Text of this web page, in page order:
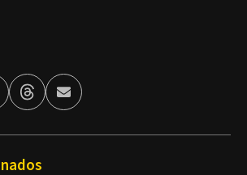
ThreadsEnviar
por